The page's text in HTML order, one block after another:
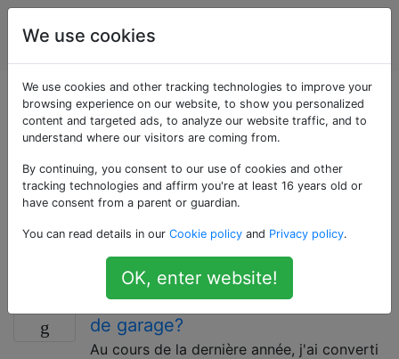
Amélioration
de l'habitat
Questions marquées
«heating»
Pour des questions générales sur le chauffage de
étiquettes décrivant la source de carburant (chauffage
électrique ou gaz), le type de composants, etc.
Comment puis-je isoler ma porte
de garage?
Au cours de la dernière année, j'ai converti
We use cookies
We use cookies and other tracking technologies to improve your
browsing experience on our website, to show you personalized
content and targeted ads, to analyze our website traffic, and to
understand where our visitors are coming from.
By continuing, you consent to our use of cookies and other
tracking technologies and affirm you're at least 16 years old or
have consent from a parent or guardian.
You can read details in our Cookie policy and Privacy policy.
OK, enter website!